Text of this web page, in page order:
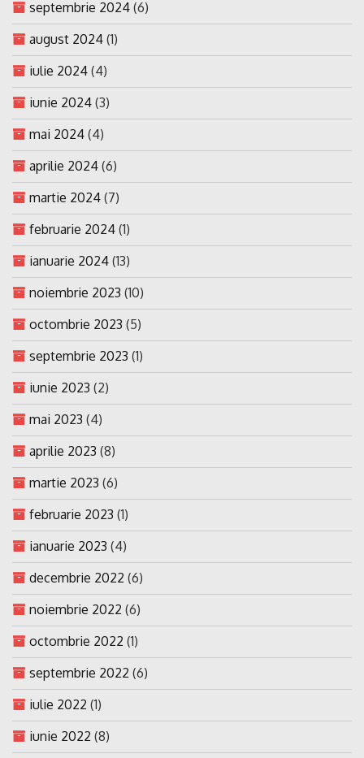
septembrie 2024 (6)
august 2024 (1)
iulie 2024 (4)
iunie 2024 (3)
mai 2024 (4)
aprilie 2024 (6)
martie 2024 (7)
februarie 2024 (1)
ianuarie 2024 (13)
noiembrie 2023 (10)
octombrie 2023 (5)
septembrie 2023 (1)
iunie 2023 (2)
mai 2023 (4)
aprilie 2023 (8)
martie 2023 (6)
februarie 2023 (1)
ianuarie 2023 (4)
decembrie 2022 (6)
noiembrie 2022 (6)
octombrie 2022 (1)
septembrie 2022 (6)
iulie 2022 (1)
iunie 2022 (8)